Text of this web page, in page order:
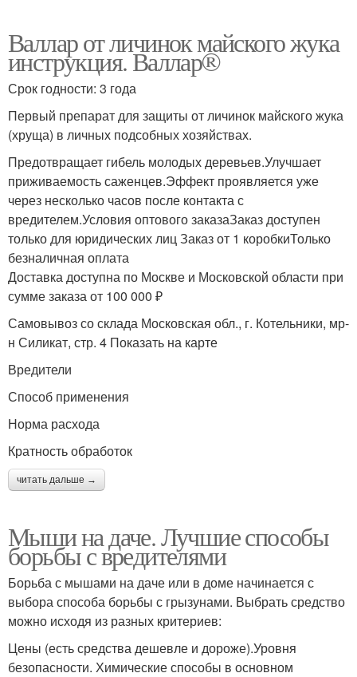
Валлар от личинок майского жука
инструкция. Валлар®
Срок годности: 3 года
Первый препарат для защиты от личинок майского жука
(хруща) в личных подсобных хозяйствах.
Предотвращает гибель молодых деревьев.Улучшает
приживаемость саженцев.Эффект проявляется уже
через несколько часов после контакта с
вредителем.Условия оптового заказаЗаказ доступен
только для юридических лиц Заказ от 1 коробкиТолько
безналичная оплата
Доставка доступна по Москве и Московской области при
сумме заказа от 100 000 ₽
Самовывоз со склада Московская обл., г. Котельники, мр-
н Силикат, стр. 4 Показать на карте
Вредители
Способ применения
Норма расхода
Кратность обработок
читать дальше →
Мыши на даче. Лучшие способы
борьбы с вредителями
Борьба с мышами на даче или в доме начинается с
выбора способа борьбы с грызунами. Выбрать средство
можно исходя из разных критериев:
Цены (есть средства дешевле и дороже).Уровня
безопасности. Химические способы в основном